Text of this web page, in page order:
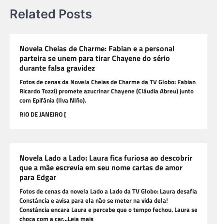
Related Posts
Novela Cheias de Charme: Fabian e a personal
parteira se unem para tirar Chayene do sério
durante falsa gravidez
Fotos de cenas da Novela Cheias de Charme da TV Globo: Fabian
Ricardo Tozzi) promete azucrinar Chayene (Cláudia Abreu) junto
com Epifânia (Ilva NIño).
RIO DE JANEIRO [
Novela Lado a Lado: Laura fica furiosa ao descobrir
que a mãe escrevia em seu nome cartas de amor
para Edgar
Fotos de cenas da novela Lado a Lado da TV Globo: Laura desafia
Constância e avisa para ela não se meter na vida dela!
Constância encara Laura e percebe que o tempo fechou. Laura se
choca com a car…Leia mais